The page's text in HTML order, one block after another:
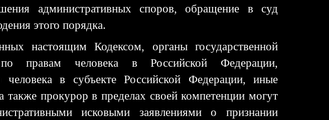
административных споров, обращение в суд
этого порядка.
настоящим Кодексом, органы государственной
правам человека в Российской Федерации,
в субъекте Российской Федерации, иные
также прокурор в пределах своей компетенции могут
исковыми заявлениями о признании